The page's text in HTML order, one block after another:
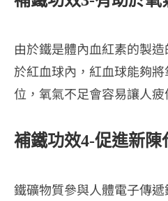
由於鐵是體內血紅素的製
於紅血球內，紅血球能夠
位，氧氣不足會容易讓人
補鐵功效4-促進新陳
鐵礦物質參與人體電子傳